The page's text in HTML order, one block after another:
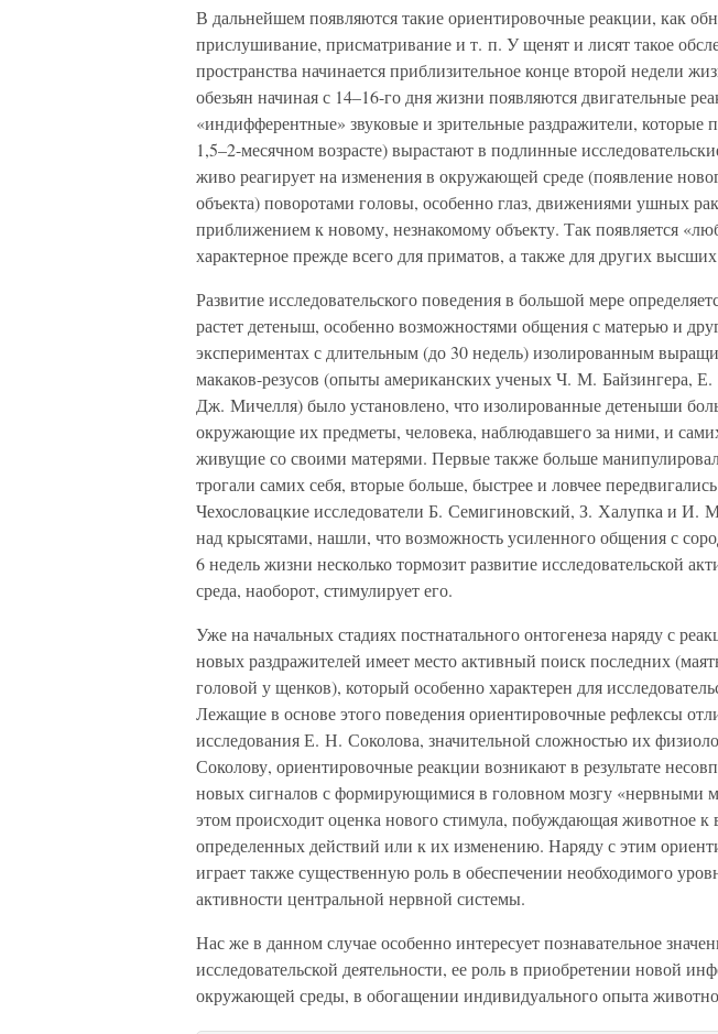
В дальнейшем появляются такие ориентировочные реакции, как
прислушивание, присматривание и т. п. У щенят и лисят такое
пространства начинается приблизительное конце второй недели
обезьян начиная с 14–16-го дня жизни появляются двигательные
«индифферентные» звуковые и зрительные раздражители, которые
1,5–2-месячном возрасте) вырастают в подлинные
живо реагирует на изменения в окружающей среде (появление
объекта) поворотами головы, особенно глаз, движениями ушных
приближением к новому, незнакомому объекту. Так появляется
характерное прежде всего для приматов, а также для других
Развитие исследовательского поведения в большой мере
растет детеныш, особенно возможностями общения с матерью и
экспериментах с длительным (до 30 недель) изолированным
макаков-резусов (опыты американских ученых Ч. М. Байзингера,
Дж. Мичелля) было установлено, что изолированные детеныши
окружающие их предметы, человека, наблюдавшего за ними, и
живущие со своими матерями. Первые также больше
трогали самих себя, вторые больше, быстрее и ловчее
Чехословацкие исследователи Б. Семигиновский, З. Халупка и И.
над крысятами, нашли, что возможность усиленного общения с
6 недель жизни несколько тормозит развитие исследовательской
среда, наоборот, стимулирует его.
Уже на начальных стадиях постнатального онтогенеза наряду с
новых раздражителей имеет место активный поиск последних
головой у щенков), который особенно характерен для
Лежащие в основе этого поведения ориентировочные рефлексы
исследования Е. Н. Соколова, значительной сложностью их
Соколову, ориентировочные реакции возникают в результате
новых сигналов с формирующимися в головном мозгу «нервными
этом происходит оценка нового стимула, побуждающая животное
определенных действий или к их изменению. Наряду с этим
играет также существенную роль в обеспечении необходимого
активности центральной нервной системы.
Нас же в данном случае особенно интересует познавательное
исследовательской деятельности, ее роль в приобретении новой
окружающей среды, в обогащении индивидуального опыта